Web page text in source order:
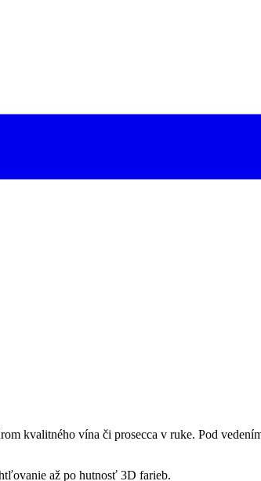
kvalitného vína či prosecca v ruke. Pod
až po hutnosť 3D farieb.